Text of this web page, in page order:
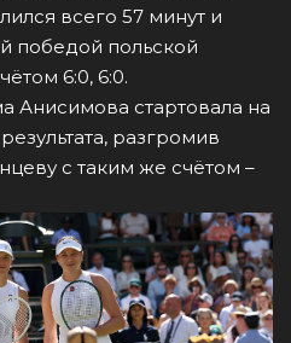
всего 57 минут и
победой польской
6:0, 6:0.
Анисимова стартовала на
разгромив
с таким же счётом –